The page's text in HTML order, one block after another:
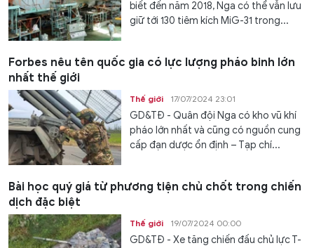
biết đến năm 2018, Nga có thể vẫn lưu
giữ tới 130 tiêm kích MiG-31 trong...
Forbes nêu tên quốc gia có lực lượng pháo binh lớn
nhất thế giới
Thế giới 17/07/2024 23:01
GD&TĐ - Quân đội Nga có kho vũ khí
pháo lớn nhất và cũng có nguồn cung
cấp đạn dược ổn định – Tạp chí...
Bài học quý giá từ phương tiện chủ chốt trong chiến
dịch đặc biệt
Thế giới 19/07/2024 00:00
GD&TĐ - Xe tăng chiến đấu chủ lực T-